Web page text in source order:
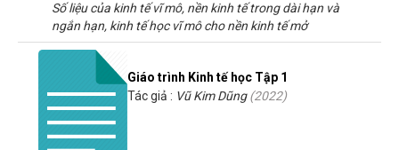
Số liệu của kinh tế vĩ mô, nền kinh tế trong dài hạn và
ngắn hạn, kinh tế học vĩ mô cho nền kinh tế mở
Giáo trình Kinh tế học Tập 1
Tác giả : Vũ Kim Dũng(2022)